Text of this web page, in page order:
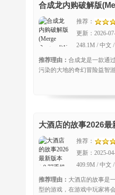
合成龙内购破解版
推荐：
更新： 2026-
248.1M / 中文
推荐理由： 合成龙是一款通
污染的大地的奇幻冒险益智
大酒店的故事2026最
推荐：
更新： 2025-
409.9M / 中文
推荐理由： 大酒店的故事是
型的游戏，在游戏中玩家将